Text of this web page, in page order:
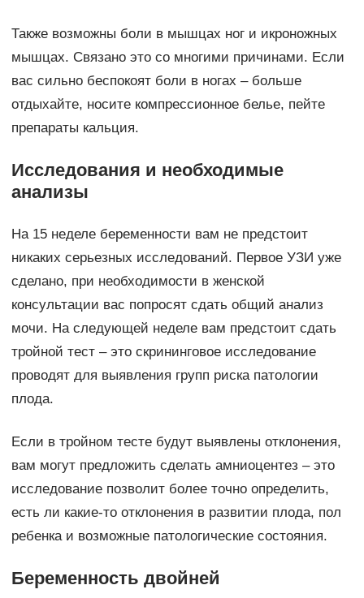
Также возможны боли в мышцах ног и икроножных
мышцах. Связано это со многими причинами. Если
вас сильно беспокоят боли в ногах – больше
отдыхайте, носите компрессионное белье, пейте
препараты кальция.
Исследования и необходимые
анализы
На 15 неделе беременности вам не предстоит
никаких серьезных исследований. Первое УЗИ уже
сделано, при необходимости в женской
консультации вас попросят сдать общий анализ
мочи. На следующей неделе вам предстоит сдать
тройной тест – это скрининговое исследование
проводят для выявления групп риска патологии
плода.
Если в тройном тесте будут выявлены отклонения,
вам могут предложить сделать амниоцентез – это
исследование позволит более точно определить,
есть ли какие-то отклонения в развитии плода, пол
ребенка и возможные патологические состояния.
Беременность двойней